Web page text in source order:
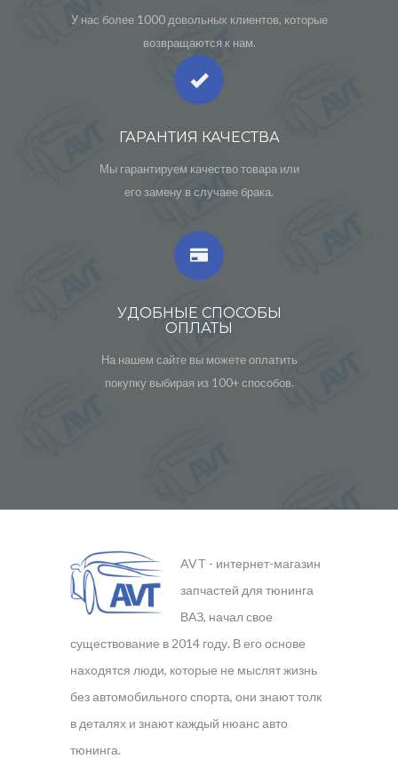
У нас более 1000 довольных клиентов, которые
возвращаются к нам.
ГАРАНТИЯ КАЧЕСТВА
Мы гарантируем качество товара или
его замену в случаее брака.
УДОБНЫЕ СПОСОБЫ
ОПЛАТЫ
На нашем сайте вы можете оплатить
покупку выбирая из 100+ способов.
AVT - интернет-магазин
запчастей для тюнинга
ВАЗ, начал свое
существование в 2014 году. В его основе
находятся люди, которые не мыслят жизнь
без автомобильного спорта, они знают толк
в деталях и знают каждый нюанс авто
тюнинга.